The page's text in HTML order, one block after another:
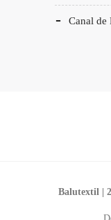
Canal
Balutextil |